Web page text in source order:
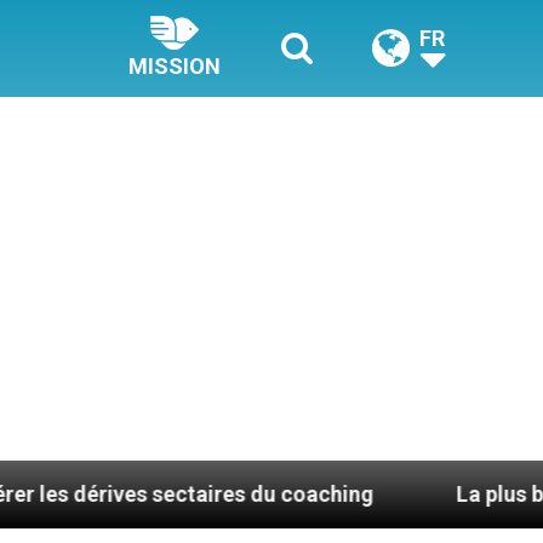
MISSION
FR
sectaires du coaching La plus belle chose